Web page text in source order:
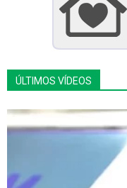
ÚLTIMOS VÍDEOS